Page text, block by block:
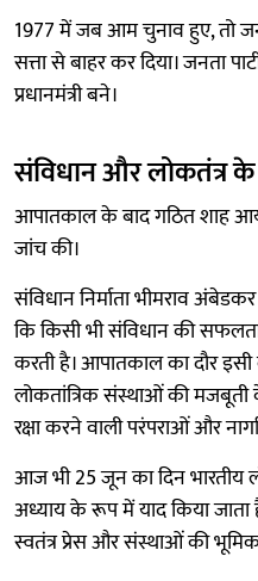
1977 में जब आम चुनाव हुए, तो
सत्ता से बाहर कर दिया। जनता
प्रधानमंत्री बने।
संविधान और लोकतंत्र
आपातकाल के बाद गठित शाह
जांच की।
संविधान निर्माता भीमराव
कि किसी भी संविधान की
करती है। आपातकाल का दौर इसी
लोकतांत्रिक संस्थाओं की
रक्षा करने वाली परंपराओं और
आज भी 25 जून का दिन भारतीय
अध्याय के रूप में याद किया
स्वतंत्र प्रेस और संस्थाओं की